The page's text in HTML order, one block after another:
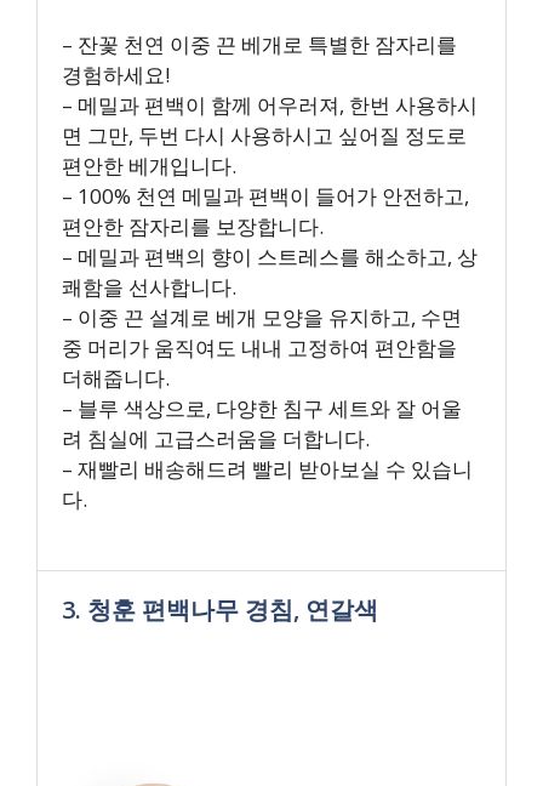
– 잔꽃 천연 이중 끈 베개로 특별한 잠자리를
경험하세요!
– 메밀과 편백이 함께 어우러져, 한번 사용하시
면 그만, 두번 다시 사용하시고 싶어질 정도로
편안한 베개입니다.
– 100% 천연 메밀과 편백이 들어가 안전하고,
편안한 잠자리를 보장합니다.
– 메밀과 편백의 향이 스트레스를 해소하고, 상
쾌함을 선사합니다.
– 이중 끈 설계로 베개 모양을 유지하고, 수면
중 머리가 움직여도 내내 고정하여 편안함을
더해줍니다.
– 블루 색상으로, 다양한 침구 세트와 잘 어울
려 침실에 고급스러움을 더합니다.
– 재빨리 배송해드려 빨리 받아보실 수 있습니
다.
3. 청훈 편백나무 경침, 연갈색